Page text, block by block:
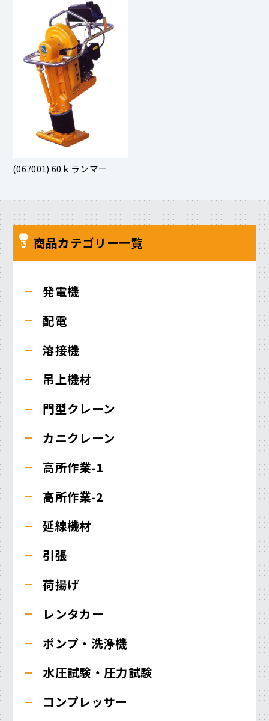
(067001) 60ｋランマー
商品カテゴリー一覧
発電機
配電
溶接機
吊上機材
門型クレーン
カニクレーン
高所作業-1
高所作業-2
延線機材
引張
荷揚げ
レンタカー
ポンプ・洗浄機
水圧試験・圧力試験
コンプレッサー